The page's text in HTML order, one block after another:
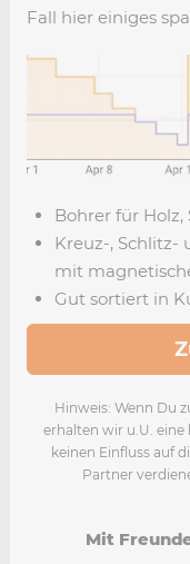
Fall hier einiges
Bohrer für Holz,
Kreuz-, Schlitz-
mit
Gut sortiert in
Hinweis: Wenn Du
erhalten wir u.U.
keinen Einfluss auf
Partner
Mit